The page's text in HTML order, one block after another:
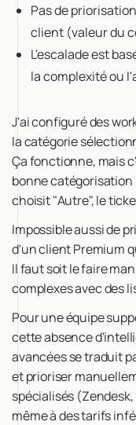
Pas de
client (valeur du
L'escalade est
la complexité ou
J'ai configuré des
la catégorie
Ça fonctionne, mais
bonne catégorisation
choisit "Autre", le
Impossible aussi de
d'un client Premium
Il faut soit le faire
complexes avec des
Pour une équipe
cette absence
avancées se traduit
et prioriser
spécialisés
même à des tarifs